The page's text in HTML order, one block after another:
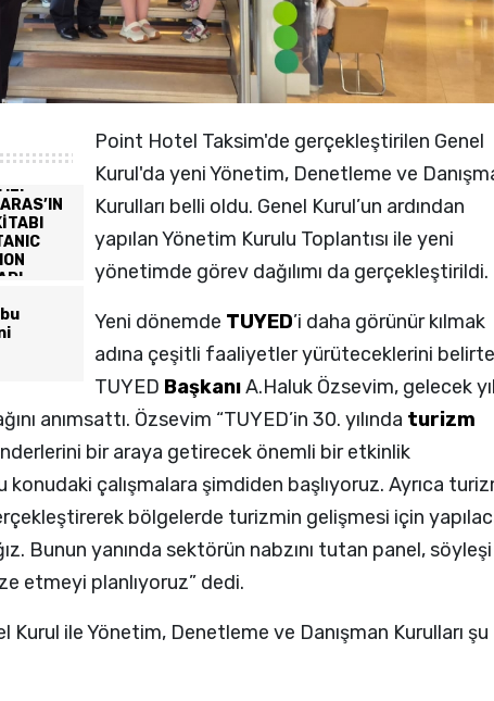
Point Hotel Taksim'de gerçekleştirilen Genel
Kurul'da yeni Yönetim, Denetleme ve
Kurulları belli oldu. Genel Kurul’un ardından
yapılan Yönetim Kurulu Toplantısı ile yeni
yönetimde görev dağılımı da gerçekleştirildi.
Yeni dönemde TUYED’i daha görünür kılmak
adına çeşitli faaliyetler yürüteceklerini
TUYED BaşkanıA.Haluk Özsevim, gelecek yıl
anımsattı. Özsevim “TUYED’in 30. yılında turizm
bir araya getirecek önemli bir etkinlik
konudaki çalışmalara şimdiden başlıyoruz. Ayrıca
bölgelerde turizmin gelişmesi için
Bunun yanında sektörün nabzını tutan panel,
etmeyi planlıyoruz” dedi.
Kurul ile Yönetim, Denetleme ve Danışman Kurulları şu